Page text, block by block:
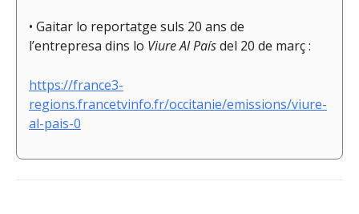
• Gaitar lo reportatge suls 20 ans de
l’entrepresa dins lo Viure Al Paísdel 20 de març :
https://france3-
regions.francetvinfo.fr/occitanie/emissions/viure-
al-pais-0